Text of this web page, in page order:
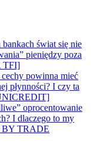
świat się nie
pieniędzy poza
TFI]
powinna mieć
płynności? I czy ta
oprocentowanie
I dlaczego to my
BY TRADE